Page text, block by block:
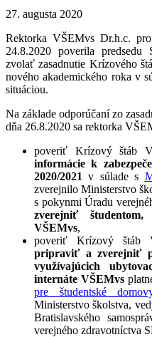
27. augusta 2020
Rektorka VŠEMvs Dr.h.c.
24.8.2020 poverila
zvolať zasadnutie Krízového
nového akademického roka v
situáciou.
Na základe odporúčaní zo
dňa 26.8.2020 sa rektorka
poveriť Krízový štáb
informácie k
2020/2021 v súlade s
zverejnilo Ministerstvo
s pokynmi Úradu
zverejniť študentom,
VŠEMvs,
poveriť Krízový štáb
pripraviť a zverejniť
využívajúcich
internáte VŠEMvs
pre študentské
Ministerstvo školstva,
Bratislavského
verejného zdravotníctva